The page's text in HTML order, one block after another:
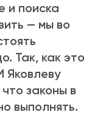
и поиска
— мы во
Так, как это
Яковлеву
законы в
выполнять.